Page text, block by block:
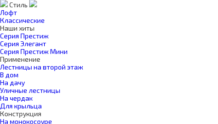
Стиль
Лофт
Классические
Наши хиты
Серия Престиж
Серия Элегант
Серия Престиж Мини
Применение
Лестницы на второй этаж
В дом
На дачу
Уличные лестницы
На чердак
Для крыльца
Конструкция
На монокосоуре